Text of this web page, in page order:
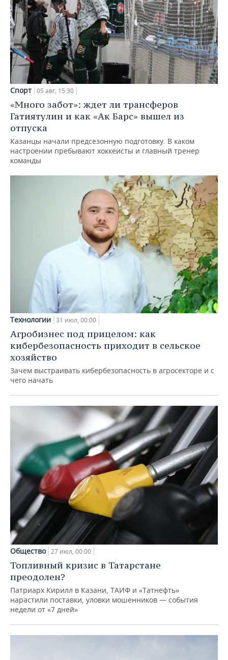
Спорт 05 авг, 15:30
«Много забот»: ждет ли трансферов
Гатиятулин и как «Ак Барс» вышел из
отпуска
Казанцы начали предсезонную подготовку. В каком
настроении пребывают хоккеисты и главный тренер
команды
Технологии 31 июл, 00:00
Агробизнес под прицелом: как
кибербезопасность приходит в сельское
хозяйство
Зачем выстраивать кибербезопасность в агросекторе и с
чего начать
Общество 27 июл, 00:00
Топливный кризис в Татарстане
преодолен?
Патриарх Кирилл в Казани, ТАИФ и «Татнефть»
нарастили поставки, уловки мошенников — события
недели от «7 дней»